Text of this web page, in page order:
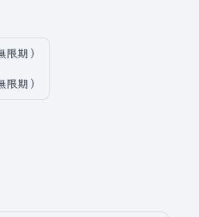
限期）
限期）